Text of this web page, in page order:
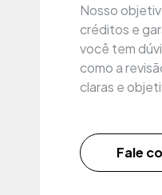
Nosso
créditos e
você tem
como a
claras e
Fale